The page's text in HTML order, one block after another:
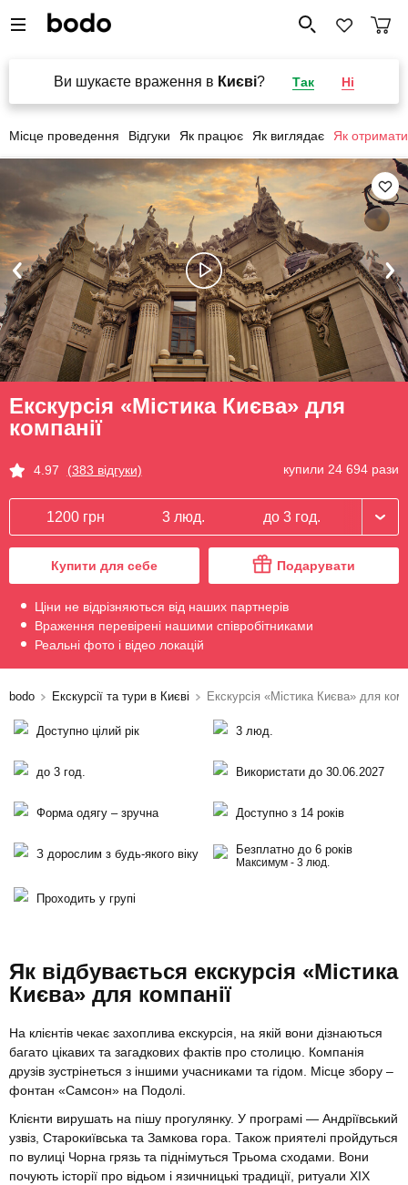
Ви шукаєте враження в Києві? Так Ні
Місце проведення Відгуки Як працює Як виглядає Як отримати
Екскурсія «Містика Києва» для
компанії
4.97 (383 відгуки) купили 24 694 рази
1200 грн 3 люд. до 3 год.
Купити для себе Подарувати
Ціни не відрізняються від наших партнерів
Враження перевірені нашими співробітниками
Реальні фото і відео локацій
bodo Екскурсії та тури в Києві Екскурсія «Містика Києва» для
Доступно цілий рік 3 люд.
до 3 год. Використати до 30.06.2027
Форма одягу – зручна Доступно з 14 років
З дорослим з будь-якого віку Безплатно до 6 років
Максимум - 3 люд.
Проходить у групі
Як відбувається екскурсія «Містика
Києва» для компанії
На клієнтів чекає захоплива екскурсія, на якій вони дізнаються
багато цікавих та загадкових фактів про столицю. Компанія
друзів зустрінеться з іншими учасниками та гідом. Місце збору –
фонтан «Самсон» на Подолі.
Клієнти вирушать на пішу прогулянку. У програмі — Андріївський
узвіз, Старокиївська та Замкова гора. Також приятелі пройдуться
по вулиці Чорна грязь та піднімуться Трьома сходами. Вони
почують історії про відьом і язичницькі традиції, ритуали XIX